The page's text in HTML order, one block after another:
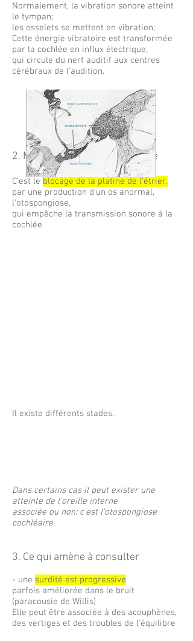
Normalement, la vibration sonore atteint
le tympan;
les osselets se mettent en vibration;
Cette énergie vibratoire est transformée
par la cochlée en influx électrique,
qui circule du nerf auditif aux centres
cérébraux de l'audition.
2. Mécanisme de l'otospongiose
C'est le blocage de la platine de l'étrier,
par une production d'un os anormal,
l'otospongiose,
qui empêche la transmission sonore à la
cochlée.
Il existe différents stades.
Dans certains cas il peut exister une
atteinte de l'oreille interne
associée ou non: c'est l'otospongiose
cochléaire.
3. Ce qui amène à consulter
- une surdité est progressive
parfois améliorée dans le bruit
(paracousie de Willis)
Elle peut être associée à des acouphènes,
des vertiges et des troubles de l'équilibre